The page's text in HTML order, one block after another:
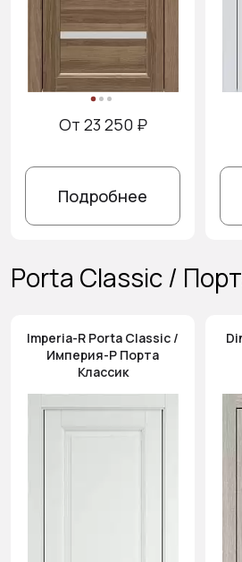
От 23 250 ₽
Подробнее
Porta Classic /
Imperia-R Porta Classic /
Империя-Р Порта
Классик